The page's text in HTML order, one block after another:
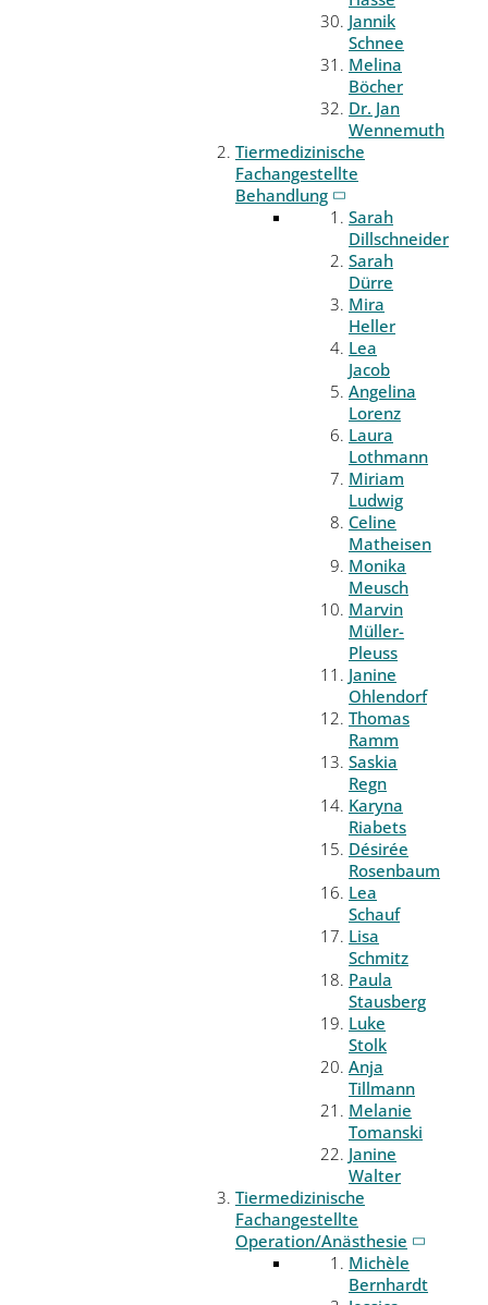
Jannik
Schnee
Melina
Böcher
Dr. Jan
Wennemuth
Tiermedizinische
Fachangestellte
Behandlung
Sarah
Dillschneider
Sarah
Dürre
Mira
Heller
Lea
Jacob
Angelina
Lorenz
Laura
Lothmann
Miriam
Ludwig
Celine
Matheisen
Monika
Meusch
Marvin
Müller-
Pleuss
Janine
Ohlendorf
Thomas
Ramm
Saskia
Regn
Karyna
Riabets
Désirée
Rosenbaum
Lea
Schauf
Lisa
Schmitz
Paula
Stausberg
Luke
Stolk
Anja
Tillmann
Melanie
Tomanski
Janine
Walter
Tiermedizinische
Fachangestellte
Operation/Anästhesie
Michèle
Bernhardt